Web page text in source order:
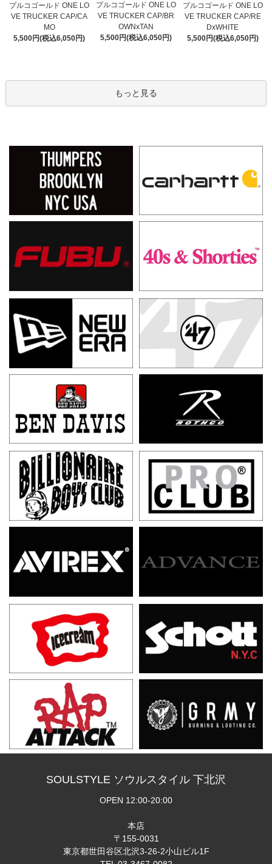
プルコゴールド ONE LO
VE TRUCKER CAP/CA
MO
5,500円(税込6,050円)
プルコゴールド ONE LO
VE TRUCKER CAP/BR
OWNxTAN
5,500円(税込6,050円)
プルコゴールド ONE LO
VE TRUCKER CAP/RE
DxWHITE
5,500円(税込6,050円)
もっと見る
SOULSTYLE ソウルスタイル 下北沢
OPEN 12:00-20:00
本店
〒155-0031
東京都世田谷区北沢3-26-2小山ビル1F